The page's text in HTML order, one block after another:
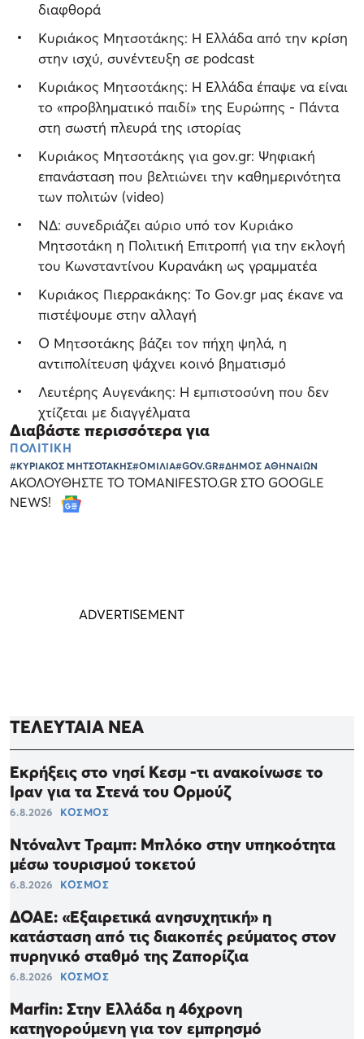
διαφθορά
Κυριάκος Μητσοτάκης: Η Ελλάδα από την κρίση
στην ισχύ, συνέντευξη σε podcast
Κυριάκος Μητσοτάκης: Η Ελλάδα έπαψε να είναι
το «προβληματικό παιδί» της Ευρώπης - Πάντα
στη σωστή πλευρά της ιστορίας
Κυριάκος Μητσοτάκης για gov.gr: Ψηφιακή
επανάσταση που βελτιώνει την καθημερινότητα
των πολιτών (video)
ΝΔ: συνεδριάζει αύριο υπό τον Κυριάκο
Μητσοτάκη η Πολιτική Επιτροπή για την εκλογή
του Κωνσταντίνου Κυρανάκη ως γραμματέα
Κυριάκος Πιερρακάκης: Το Gov.gr μας έκανε να
πιστέψουμε στην αλλαγή
Ο Μητσοτάκης βάζει τον πήχη ψηλά, η
αντιπολίτευση ψάχνει κοινό βηματισμό
Λευτέρης Αυγενάκης: Η εμπιστοσύνη που δεν
χτίζεται με διαγγέλματα
Διαβάστε περισσότερα για
ΠΟΛΙΤΙΚΗ
#ΚΥΡΙΑΚΟΣ ΜΗΤΣΟΤΑΚΗΣ#ΟΜΙΛΙΑ#GOV.GR#ΔΗΜΟΣ ΑΘΗΝΑΙΩΝ
ΑΚΟΛΟΥΘΗΣΤΕ ΤΟ TOMANIFESTO.GR ΣΤΟ GOOGLE
NEWS!
ΤΕΛΕΥΤΑΙΑ ΝΕΑ
Εκρήξεις στο νησί Κεσμ -τι ανακοίνωσε το
Ιραν για τα Στενά του Ορμούζ
6.8.2026 ΚΟΣΜΟΣ
Ντόναλντ Τραμπ: Μπλόκο στην υπηκοότητα
μέσω τουρισμού τοκετού
6.8.2026 ΚΟΣΜΟΣ
ΔΟΑΕ: «Εξαιρετικά ανησυχητική» η
κατάσταση από τις διακοπές ρεύματος στον
πυρηνικό σταθμό της Ζαπορίζια
6.8.2026 ΚΟΣΜΟΣ
Marfin: Στην Ελλάδα η 46χρονη
κατηγορούμενη για τον εμπρησμό